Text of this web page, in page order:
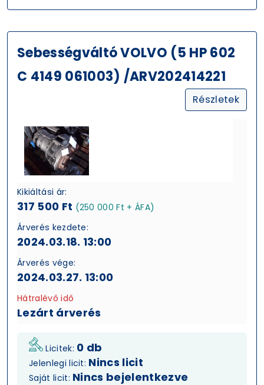
Sebességváltó VOLVO (5 HP 602
C 4149 061003) /ARV202414221
Részletek
Kikiáltási ár:
317 500 Ft (250 000 Ft + ÁFA)
Árverés kezdete:
2024.03.18. 13:00
Árverés vége:
2024.03.27. 13:00
Hátralévő idő
Lezárt árverés
Licitek: 0 db
Jelenlegi licit: Nincs licit
Saját licit: Nincs bejelentkezve